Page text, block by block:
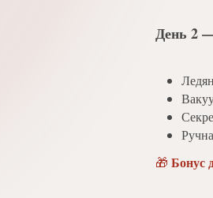
День 2
🎁 Бонус